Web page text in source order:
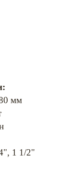
мм
1 1/2"